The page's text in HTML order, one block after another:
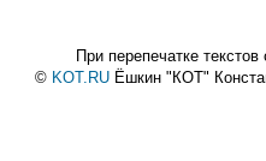
При перепечатке
© KOT.RU Ёшкин "КОТ"